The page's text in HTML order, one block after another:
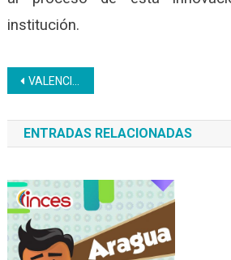
institución.
Navegación
de
entradas
VALENCIA | CFS Luis Beltrán Prieto Figueroa establece alianza formativa con gobernación de Carabobo
ENTRADAS RELACIONADAS